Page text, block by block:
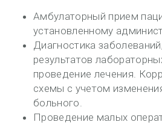
Амбулаторный прием
установленному
Диагностика
результатов
проведение лечения.
схемы с учетом
больного.
Проведение малых